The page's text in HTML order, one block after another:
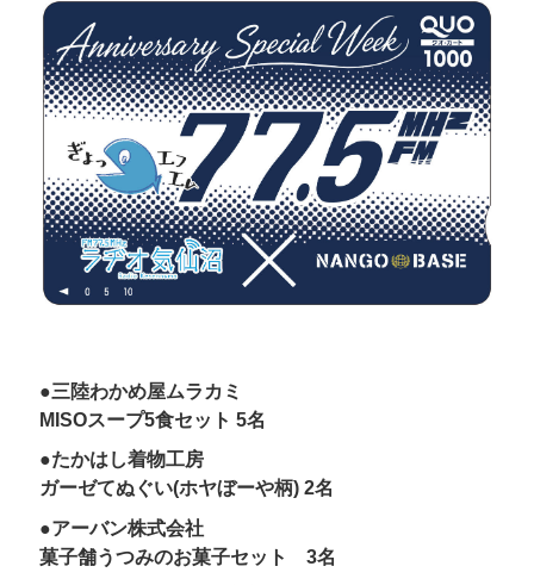
●三陸わかめ屋ムラカミ
MISOスープ5食セット 5名
●たかはし着物工房
ガーゼてぬぐい(ホヤぼーや柄) 2名
●アーバン株式会社
菓子舗うつみのお菓子セット 3名